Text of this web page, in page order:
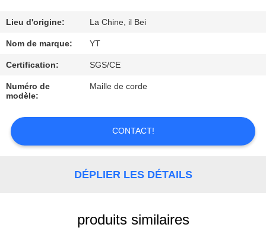
CONTRÔLE
DE
QUALITÉ
CONTACTEZ-
NOUS
Lieu d'origine: La Chine, il Bei
Nom de marque: YT
Certification: SGS/CE
Numéro de
modèle:
Maille de corde
CONTACT!
DÉPLIER LES DÉTAILS
produits similaires